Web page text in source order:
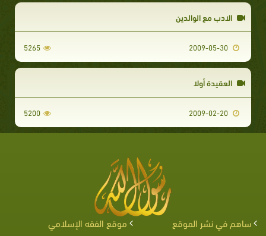
الادب مع الوالدين
5265
العقيدة أولا
5200
ساهم في نشر الموقع
موقع الفقه الإسلامي